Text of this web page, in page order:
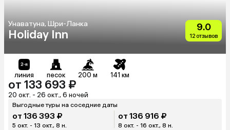
Унаватуна, Шри-Ланка
Holiday Inn
9.0
12 отзывов
линия песок 200 м 141 км
от 133 693 ₽
20 окт. - 26 окт., 6 ночей
Выгодные туры на соседние даты
от 136 393 ₽
5 окт. - 13 окт., 8 н.
от 136 916 ₽
8 окт. - 16 окт., 8 н.